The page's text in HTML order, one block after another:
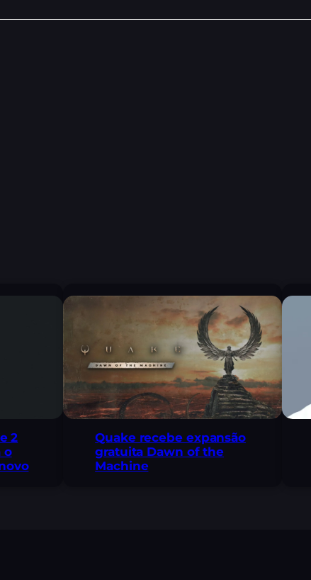
2
o
Quake recebe expansão
gratuita Dawn of the
Machine